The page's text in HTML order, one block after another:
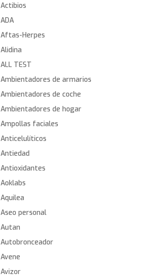
Actibios
ADA
Aftas-Herpes
Alidina
ALL TEST
Ambientadores de armarios
Ambientadores de coche
Ambientadores de hogar
Ampollas faciales
Anticelulíticos
Antiedad
Antioxidantes
Aoklabs
Aquilea
Aseo personal
Autan
Autobronceador
Avene
Avizor